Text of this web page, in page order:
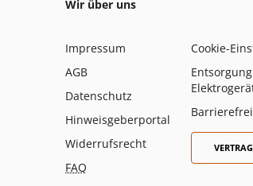
Wir über uns
Impressum
AGB
Datenschutz
Hinweisgeberportal
Widerrufsrecht
FAQ
Cookie-